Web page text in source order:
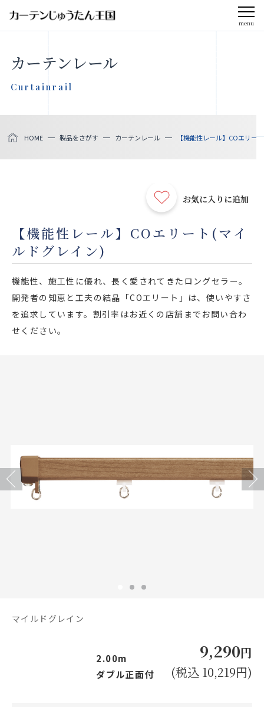
menu
会社案内
お知らせ
製品をさがす
店舗をさがす
私たちのこだわり
お気に入りリスト
カーテンレール
Curtainrail
HOME 製品をさがす カーテンレール 【機能性レール】COエリー
お気に入りに追加
【機能性レール】COエリート(マイ
ルドグレイン)
機能性、施工性に優れ、長く愛されてきたロングセラー。
開発者の知恵と工夫の結晶「COエリート」は、使いやすさ
を追求しています。割引率はお近くの店舗までお問い合わ
せください。
Previous Next
マイルドグレイン
2.00m
ダブル正面付
9,290円
(税込 10,219円)